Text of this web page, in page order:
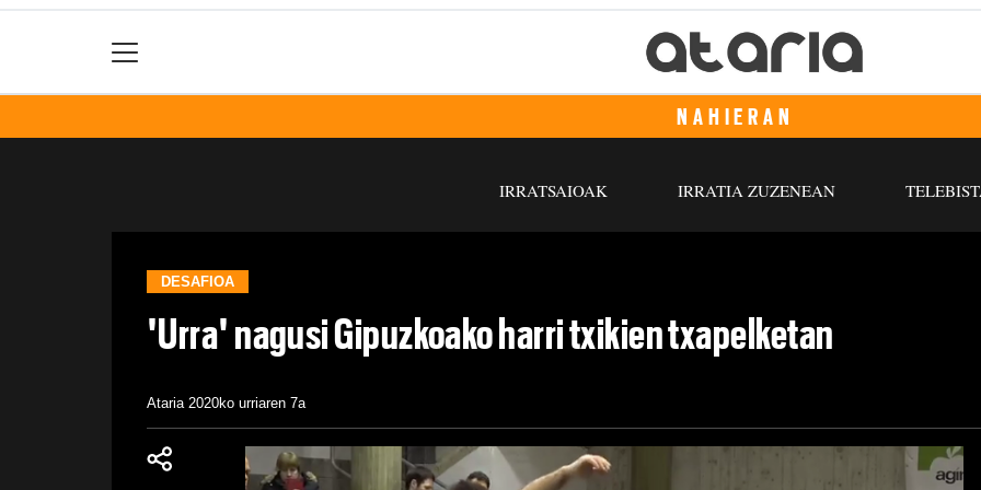
NAHIERAN
IRRATSAIOAK IRRATIA ZUZENEAN
DESAFIOA
'Urra' nagusi Gipuzkoako harri txikien txapelketan
Ataria 2020ko urriaren 7a